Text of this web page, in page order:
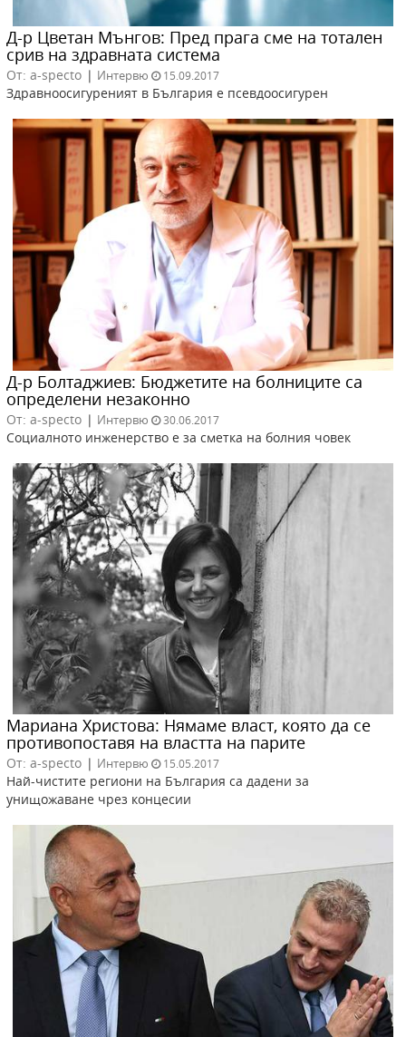
Д-р Цветан Мънгов: Пред прага сме на тотален
срив на здравната система
От: a-specto | Интервю 15.09.2017
Здравноосигуреният в България е псевдоосигурен
Д-р Болтаджиев: Бюджетите на болниците са
определени незаконно
От: a-specto | Интервю 30.06.2017
Социалното инженерство е за сметка на болния човек
Мариана Христова: Нямаме власт, която да се
противопоставя на властта на парите
От: a-specto | Интервю 15.05.2017
Най-чистите региони на България са дадени за
унищожаване чрез концесии